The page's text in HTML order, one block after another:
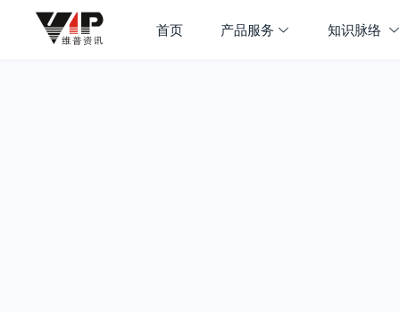
首页 产品服务 知识脉络